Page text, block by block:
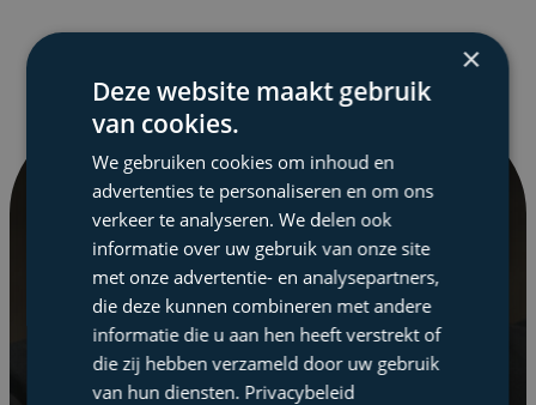
Elke maand op de hoogte
blijven
met de Tax Square
nieuwsbrief
×
Deze website maakt gebruik
van cookies.
We gebruiken cookies om inhoud en
advertenties te personaliseren en om ons
verkeer te analyseren. We delen ook
informatie over uw gebruik van onze site
met onze advertentie- en analysepartners,
die deze kunnen combineren met andere
informatie die u aan hen heeft verstrekt of
die zij hebben verzameld door uw gebruik
van hun diensten. Privacybeleid